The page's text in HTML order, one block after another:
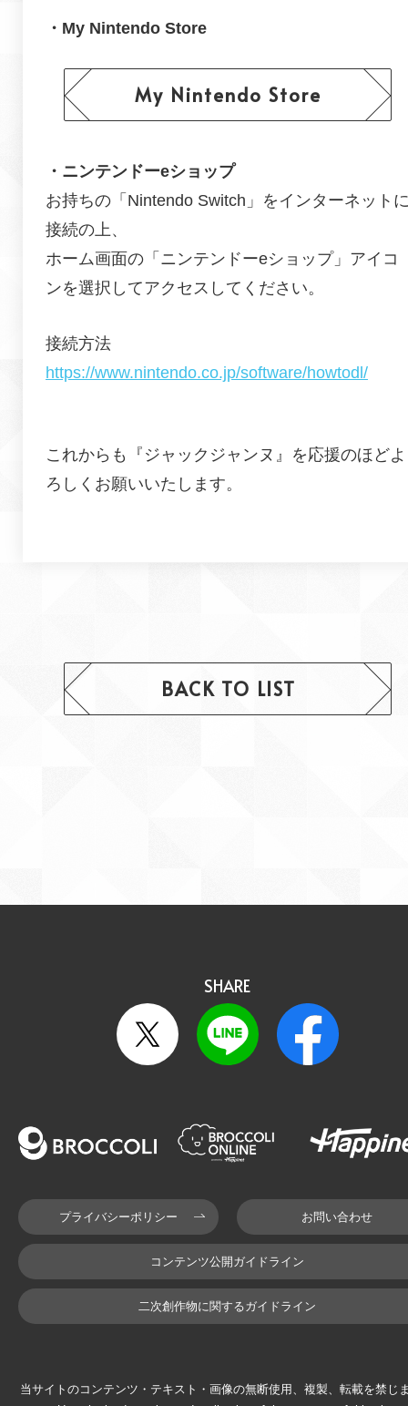
・My Nintendo Store
My Nintendo Store
・ニンテンドーeショップ
お持ちの「Nintendo Switch」をインターネット
接続の上、
ホーム画面の「ニンテンドーeショップ」アイコ
ンを選択してアクセスしてください。
接続方法
https://www.nintendo.co.jp/software/howtodl/
これからも『ジャックジャンヌ』を応援のほどよ
ろしくお願いいたします。
BACK TO LIST
SHARE
プライバシーポリシー お問い合わせ
コンテンツ公開ガイドライン
二次創作物に関するガイドライン
当サイトのコンテンツ・テキスト・画像の無断使用、複製、転載を禁じ